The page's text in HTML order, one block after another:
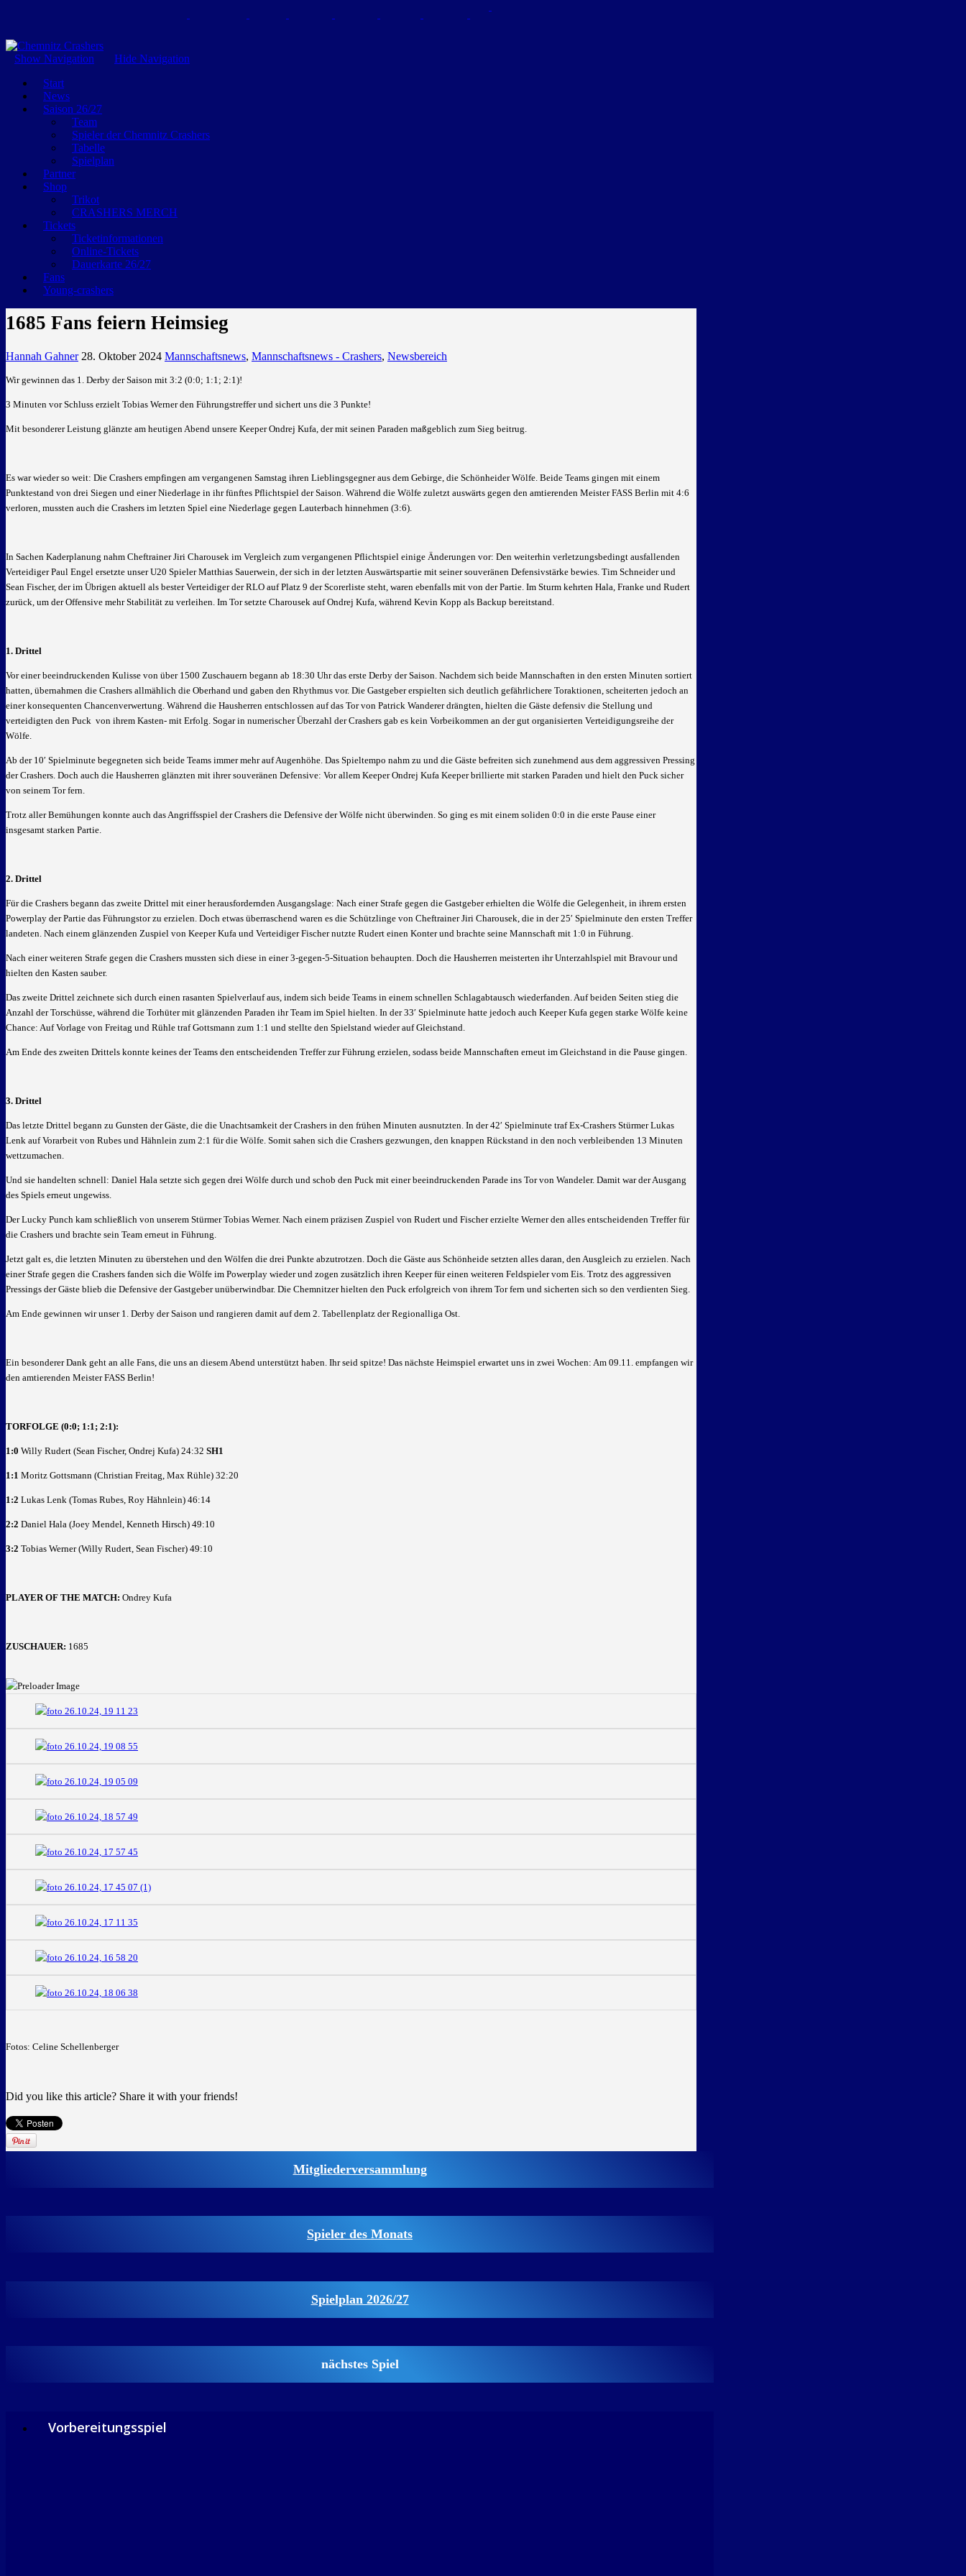
GEMEINSAM EINE LEIDENSCHAFT
Show Navigation
Hide Navigation
Start
News
Saison 26/27
Team
Spieler der Chemnitz Crashers
Tabelle
Spielplan
Partner
Shop
Trikot
CRASHERS MERCH
Tickets
Ticketinformationen
Online-Tickets
Dauerkarte 26/27
Fans
Young-crashers
1685 Fans feiern Heimsieg
Hannah Gahner 28. Oktober 2024 Mannschaftsnews, Mannschaftsnews - Crashers, Newsbereich
Wir gewinnen das 1. Derby der Saison mit 3:2 (0:0; 1:1; 2:1)!
3 Minuten vor Schluss erzielt Tobias Werner den Führungstreffer und sichert uns die 3 Punkte!
Mit besonderer Leistung glänzte am heutigen Abend unsere Keeper Ondrej Kufa, der mit seinen Paraden maßgeblich zum Sieg beitrug.
Es war wieder so weit: Die Crashers empfingen am vergangenen Samstag ihren Lieblingsgegner aus dem Gebirge, die Schönheider Wölfe. Beide Teams gingen mit einem
Punktestand von drei Siegen und einer Niederlage in ihr fünftes Pflichtspiel der Saison. Während die Wölfe zuletzt auswärts gegen den amtierenden Meister FASS Berlin mit 4:6
verloren, mussten auch die Crashers im letzten Spiel eine Niederlage gegen Lauterbach hinnehmen (3:6).
In Sachen Kaderplanung nahm Cheftrainer Jiri Charousek im Vergleich zum vergangenen Pflichtspiel einige Änderungen vor: Den weiterhin verletzungsbedingt ausfallenden
Verteidiger Paul Engel ersetzte unser U20 Spieler Matthias Sauerwein, der sich in der letzten Auswärtspartie mit seiner souveränen Defensivstärke bewies. Tim Schneider und
Sean Fischer, der im Übrigen aktuell als bester Verteidiger der RLO auf Platz 9 der Scorerliste steht, waren ebenfalls mit von der Partie. Im Sturm kehrten Hala, Franke und Rudert
zurück, um der Offensive mehr Stabilität zu verleihen. Im Tor setzte Charousek auf Ondrej Kufa, während Kevin Kopp als Backup bereitstand.
1. Drittel
Vor einer beeindruckenden Kulisse von über 1500 Zuschauern begann ab 18:30 Uhr das erste Derby der Saison. Nachdem sich beide Mannschaften in den ersten Minuten sortiert
hatten, übernahmen die Crashers allmählich die Oberhand und gaben den Rhythmus vor. Die Gastgeber erspielten sich deutlich gefährlichere Toraktionen, scheiterten jedoch an
einer konsequenten Chancenverwertung. Während die Hausherren entschlossen auf das Tor von Patrick Wanderer drängten, hielten die Gäste defensiv die Stellung und
verteidigten den Puck von ihrem Kasten- mit Erfolg. Sogar in numerischer Überzahl der Crashers gab es kein Vorbeikommen an der gut organisierten Verteidigungsreihe der
Wölfe.
Ab der 10′ Spielminute begegneten sich beide Teams immer mehr auf Augenhöhe. Das Spieltempo nahm zu und die Gäste befreiten sich zunehmend aus dem aggressiven Pressing
der Crashers. Doch auch die Hausherren glänzten mit ihrer souveränen Defensive: Vor allem Keeper Ondrej Kufa Keeper brillierte mit starken Paraden und hielt den Puck sicher
von seinem Tor fern.
Trotz aller Bemühungen konnte auch das Angriffsspiel der Crashers die Defensive der Wölfe nicht überwinden. So ging es mit einem soliden 0:0 in die erste Pause einer
insgesamt starken Partie.
2. Drittel
Für die Crashers begann das zweite Drittel mit einer herausfordernden Ausgangslage: Nach einer Strafe gegen die Gastgeber erhielten die Wölfe die Gelegenheit, in ihrem ersten
Powerplay der Partie das Führungstor zu erzielen. Doch etwas überraschend waren es die Schützlinge von Cheftrainer Jiri Charousek, die in der 25′ Spielminute den ersten Treffer
landeten. Nach einem glänzenden Zuspiel von Keeper Kufa und Verteidiger Fischer nutzte Rudert einen Konter und brachte seine Mannschaft mit 1:0 in Führung.
Nach einer weiteren Strafe gegen die Crashers mussten sich diese in einer 3-gegen-5-Situation behaupten. Doch die Hausherren meisterten ihr Unterzahlspiel mit Bravour und
hielten den Kasten sauber.
Das zweite Drittel zeichnete sich durch einen rasanten Spielverlauf aus, indem sich beide Teams in einem schnellen Schlagabtausch wiederfanden. Auf beiden Seiten stieg die
Anzahl der Torschüsse, während die Torhüter mit glänzenden Paraden ihr Team im Spiel hielten. In der 33′ Spielminute hatte jedoch auch Keeper Kufa gegen starke Wölfe keine
Chance: Auf Vorlage von Freitag und Rühle traf Gottsmann zum 1:1 und stellte den Spielstand wieder auf Gleichstand.
Am Ende des zweiten Drittels konnte keines der Teams den entscheidenden Treffer zur Führung erzielen, sodass beide Mannschaften erneut im Gleichstand in die Pause gingen.
3. Drittel
Das letzte Drittel begann zu Gunsten der Gäste, die die Unachtsamkeit der Crashers in den frühen Minuten ausnutzten. In der 42′ Spielminute traf Ex-Crashers Stürmer Lukas
Lenk auf Vorarbeit von Rubes und Hähnlein zum 2:1 für die Wölfe. Somit sahen sich die Crashers gezwungen, den knappen Rückstand in den noch verbleibenden 13 Minuten
wettzumachen.
Und sie handelten schnell: Daniel Hala setzte sich gegen drei Wölfe durch und schob den Puck mit einer beeindruckenden Parade ins Tor von Wandeler. Damit war der Ausgang
des Spiels erneut ungewiss.
Der Lucky Punch kam schließlich von unserem Stürmer Tobias Werner. Nach einem präzisen Zuspiel von Rudert und Fischer erzielte Werner den alles entscheidenden Treffer für
die Crashers und brachte sein Team erneut in Führung.
Jetzt galt es, die letzten Minuten zu überstehen und den Wölfen die drei Punkte abzutrotzen. Doch die Gäste aus Schönheide setzten alles daran, den Ausgleich zu erzielen. Nach
einer Strafe gegen die Crashers fanden sich die Wölfe im Powerplay wieder und zogen zusätzlich ihren Keeper für einen weiteren Feldspieler vom Eis. Trotz des aggressiven
Pressings der Gäste blieb die Defensive der Gastgeber unüberwindbar. Die Chemnitzer hielten den Puck erfolgreich von ihrem Tor fern und sicherten sich so den verdienten Sieg.
Am Ende gewinnen wir unser 1. Derby der Saison und rangieren damit auf dem 2. Tabellenplatz der Regionalliga Ost.
Ein besonderer Dank geht an alle Fans, die uns an diesem Abend unterstützt haben. Ihr seid spitze! Das nächste Heimspiel erwartet uns in zwei Wochen: Am 09.11. empfangen wir
den amtierenden Meister FASS Berlin!
TORFOLGE (0:0; 1:1; 2:1):
1:0 Willy Rudert (Sean Fischer, Ondrej Kufa) 24:32 SH1
1:1 Moritz Gottsmann (Christian Freitag, Max Rühle) 32:20
1:2 Lukas Lenk (Tomas Rubes, Roy Hähnlein) 46:14
2:2 Daniel Hala (Joey Mendel, Kenneth Hirsch) 49:10
3:2 Tobias Werner (Willy Rudert, Sean Fischer) 49:10
PLAYER OF THE MATCH: Ondrey Kufa
ZUSCHAUER: 1685
Fotos: Celine Schellenberger
Did you like this article? Share it with your friends!
Mitgliederversammlung
Spieler des Monats
Spielplan 2026/27
nächstes Spiel
Vorbereitungsspiel